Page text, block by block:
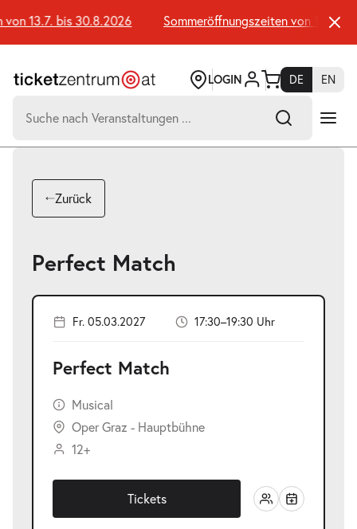
Seiteninhalt
springen
13.7. bis 30.8.2026 Sommeröffnungszeiten von 13.7. bis
LOGIN DE
EN
nach:
Suchtreffer:
Zurück
Perfect Match
Fr. 05.03.2027 17:30–19:30 Uhr
Perfect Match
Musical
Oper Graz - Hauptbühne
12+
Tickets